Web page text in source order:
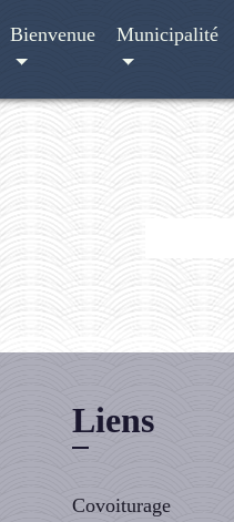
Bienvenue Municipalité
Liens
Covoiturage